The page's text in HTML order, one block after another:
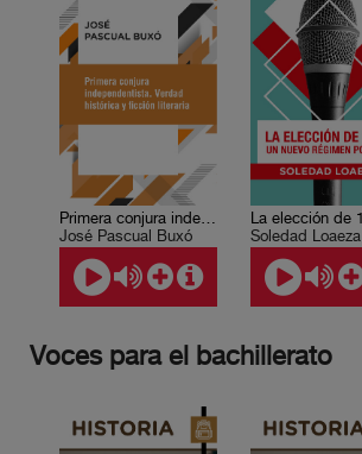
Primera conjura independentista. Verdad histórica y ficción literaria.
José Pascual Buxó
Soledad Loaeza
Voces para el bachillerato